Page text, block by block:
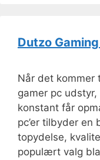
Dutzo Gaming
Når det
gamer pc
konstant får
pc’er tilbyder en
topydelse,
populært valg